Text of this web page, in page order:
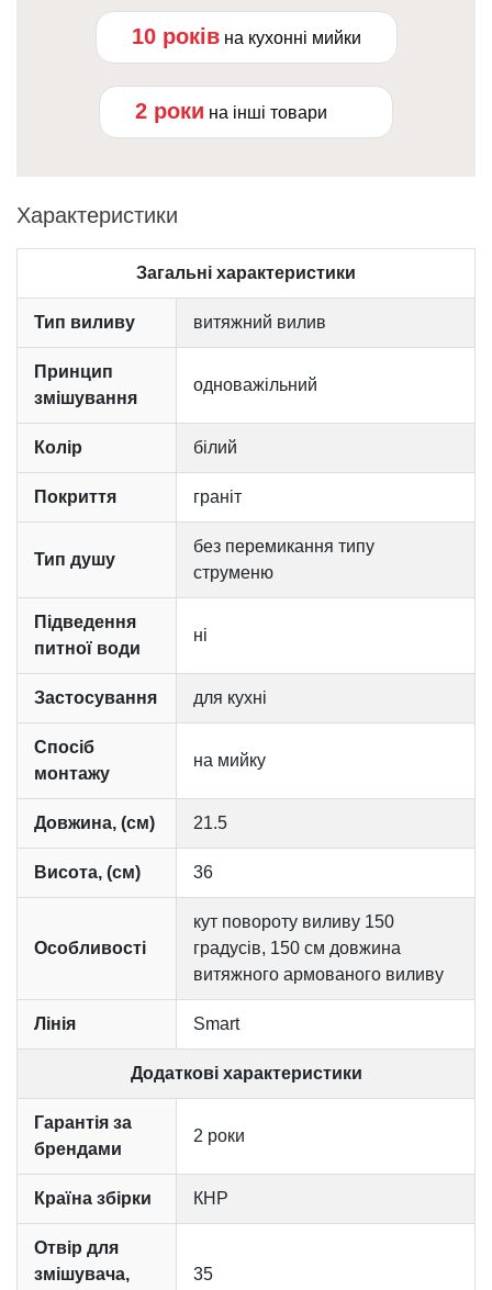
10 років на кухонні мийки
2 роки на інші товари
Характеристики
Загальні характеристики
Тип виливу витяжний вилив
Принцип
змішування
одноважільний
Колір білий
Покриття граніт
Тип душу
без перемикання типу
струменю
Підведення
питної води
ні
Застосування для кухні
Спосіб
монтажу
на мийку
Довжина, (см) 21.5
Висота, (см) 36
Особливості
кут повороту виливу 150
градусів, 150 см довжина
витяжного армованого виливу
Лінія Smart
Додаткові характеристики
Гарантія за
брендами
2 роки
Країна збірки КНР
Отвір для
змішувача,
35